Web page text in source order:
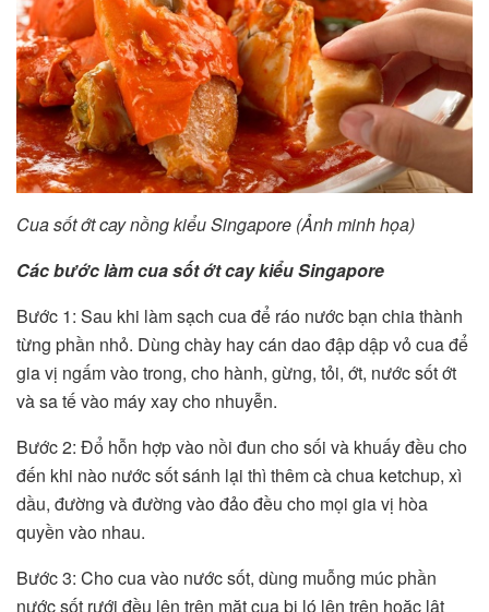
Cua sốt ớt cay nồng kiểu Singapore (Ảnh minh họa)
Các bước làm cua sốt ớt cay kiểu Singapore
Bước 1: Sau khi làm sạch cua để ráo nước bạn chia thành
từng phần nhỏ. Dùng chày hay cán dao đập dập vỏ cua để
gia vị ngấm vào trong, cho hành, gừng, tỏi, ớt, nước sốt ớt
và sa tế vào máy xay cho nhuyễn.
Bước 2: Đổ hỗn hợp vào nồi đun cho sối và khuấy đều cho
đến khi nào nước sốt sánh lại thì thêm cà chua ketchup, xì
dầu, đường và đường vào đảo đều cho mọi gia vị hòa
quyền vào nhau.
Bước 3: Cho cua vào nước sốt, dùng muỗng múc phần
nước sốt rưới đều lên trên mặt cua bị ló lên trên hoặc lật